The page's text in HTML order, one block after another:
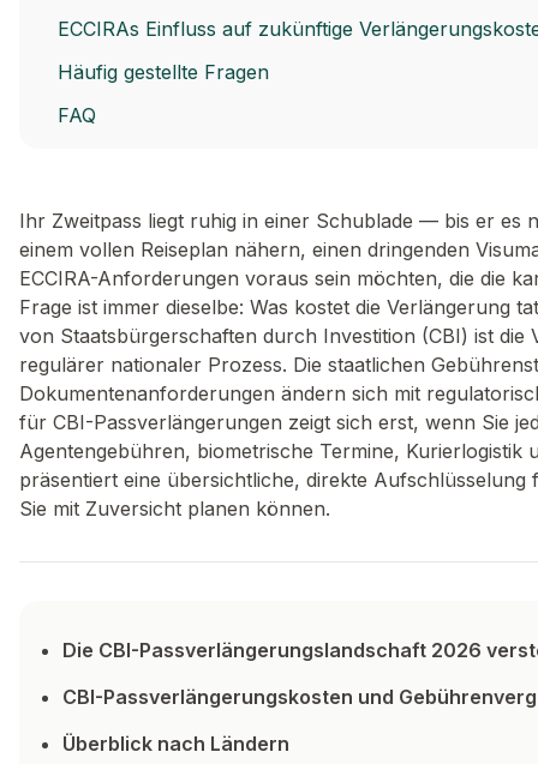
ECCIRAs Einfluss auf zukünftige
Häufig gestellte Fragen
FAQ
Ihr Zweitpass liegt ruhig in einer Schublade — bis er es
einem vollen Reiseplan nähern, einen dringenden
ECCIRA-Anforderungen voraus sein möchten, die die
Frage ist immer dieselbe: Was kostet die Verlängerung
von Staatsbürgerschaften durch Investition (CBI) ist
regulärer nationaler Prozess. Die staatlichen
Dokumentenanforderungen ändern sich mit
für CBI-Passverlängerungen zeigt sich erst, wenn Sie
Agentengebühren, biometrische Termine, Kurierlogistik
präsentiert eine übersichtliche, direkte
Sie mit Zuversicht planen können.
Die CBI-Passverlängerungslandschaft 2026
CBI-Passverlängerungskosten und
Überblick nach Ländern